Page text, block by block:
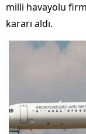
milli havayolu
kararı aldı.